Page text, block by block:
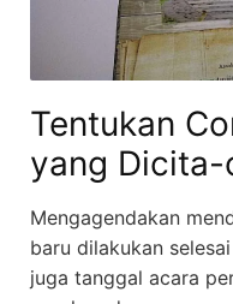
Tentukan
yang
Mengagendakan
baru dilakukan
juga tanggal acara